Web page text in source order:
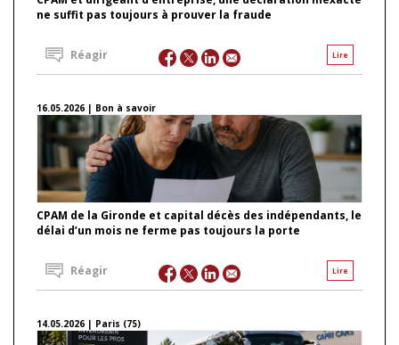
ne suffit pas toujours à prouver la fraude
Lire
Réagir
16.05.2026 | Bon à savoir
CPAM de la Gironde et capital décès des indépendants, le
délai d’un mois ne ferme pas toujours la porte
Lire
Réagir
14.05.2026 | Paris (75)